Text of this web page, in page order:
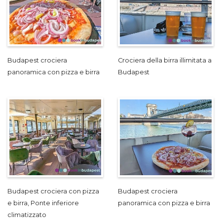
Budapest crociera
panoramica con pizza e birra
Crociera della birra illimitata a
Budapest
Budapest crociera con pizza
e birra, Ponte inferiore
climatizzato
Budapest crociera
panoramica con pizza e birra